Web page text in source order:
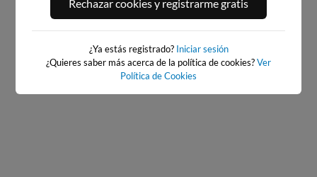
87km · Vejer de la Frontera
PLATO
523km · Torrevieja
0.1 m CHOPI
Rechazar cookies y registrarme gratis
¿Ya estás registrado? Iniciar sesión
¿Quieres saber más acerca de la política de cookies?Ver
Política de Cookies